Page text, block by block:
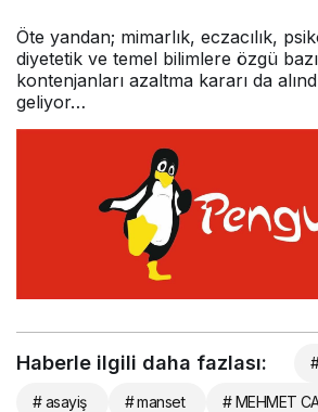
Öte yandan; mimarlık, eczacılık,
diyetetik ve temel bilimlere özgü
kontenjanları azaltma kararı da
geliyor…
Haberle ilgili daha fazlası:
# asayiş # manset # MEHMET